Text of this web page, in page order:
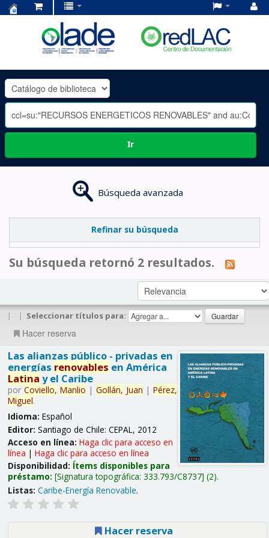
OLADE
-
Ir
Búsqueda avanzada
Refinar su búsqueda
Su búsqueda retornó 2 resultados.
| | Seleccionar títulos para:
Hacer reserva
Las alianzas público - privadas en
energías renovables en América
Latina y el Caribe
por Coviello, Manlio | Gollán, Juan | Pérez,
Miguel.
Idioma: Español
Editor: Santiago de Chile: CEPAL, 2012
Acceso en línea: Haga clic para acceso en
línea | Haga clic para acceso en línea
Disponibilidad: Ítems disponibles para
préstamo: Signatura topográfica: 333.793/C8737 (2).
Listas: Caribe-Energía Renovable.
Hacer reserva